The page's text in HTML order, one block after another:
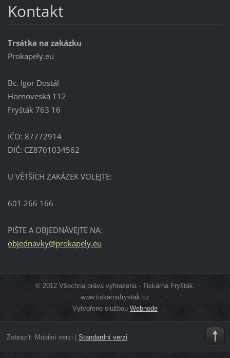
Kontakt
Trsátka na zakázku
Prokapely.eu
Bc. Igor Dostál
Hornoveská 112
Fryšták 763 16
IČO: 87772914
DIČ: CZ8701034562
U VĚTŠÍCH ZAKÁZEK VOLEJTE:
601 266 166
PIŠTE A OBJEDNÁVEJTE NA:
objednavky@prokapely.eu
© 2012 Všechna práva vyhrazena - Tiskárna Fryšták.
www.tiskarnafrystak.cz
Vytvořeno službouWebnode
Zobrazit: Mobilní verzi | Standardní verzi